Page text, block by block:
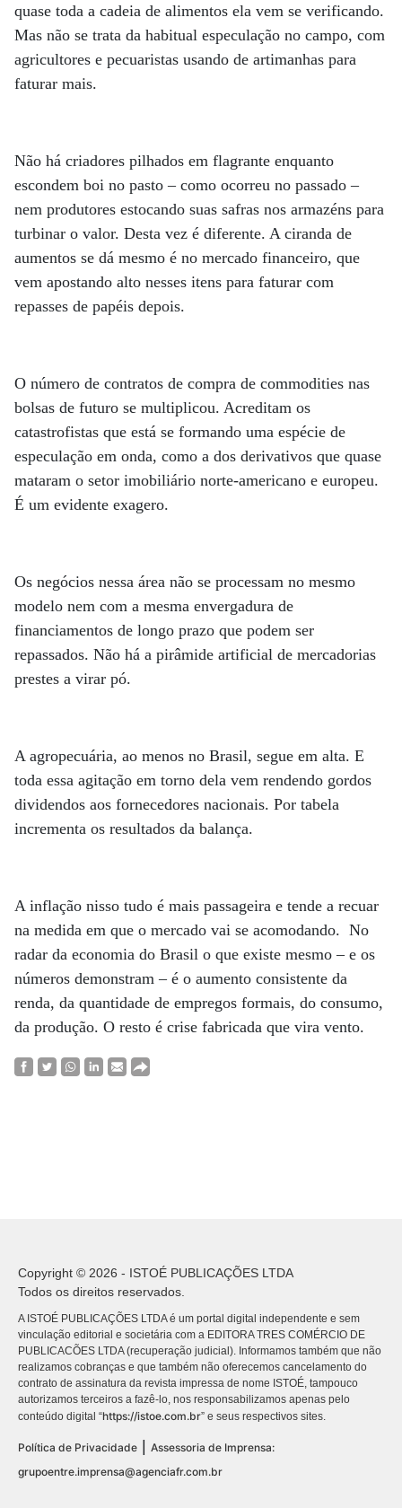
quase toda a cadeia de alimentos ela vem se verificando.
Mas não se trata da habitual especulação no campo, com
agricultores e pecuaristas usando de artimanhas para
faturar mais.
Não há criadores pilhados em flagrante enquanto
escondem boi no pasto – como ocorreu no passado –
nem produtores estocando suas safras nos armazéns para
turbinar o valor. Desta vez é diferente. A ciranda de
aumentos se dá mesmo é no mercado financeiro, que
vem apostando alto nesses itens para faturar com
repasses de papéis depois.
O número de contratos de compra de commodities nas
bolsas de futuro se multiplicou. Acreditam os
catastrofistas que está se formando uma espécie de
especulação em onda, como a dos derivativos que quase
mataram o setor imobiliário norte-americano e europeu.
É um evidente exagero.
Os negócios nessa área não se processam no mesmo
modelo nem com a mesma envergadura de
financiamentos de longo prazo que podem ser
repassados. Não há a pirâmide artificial de mercadorias
prestes a virar pó.
A agropecuária, ao menos no Brasil, segue em alta. E
toda essa agitação em torno dela vem rendendo gordos
dividendos aos fornecedores nacionais. Por tabela
incrementa os resultados da balança.
A inflação nisso tudo é mais passageira e tende a recuar
na medida em que o mercado vai se acomodando. No
radar da economia do Brasil o que existe mesmo – e os
números demonstram – é o aumento consistente da
renda, da quantidade de empregos formais, do consumo,
da produção. O resto é crise fabricada que vira vento.
Copyright © 2026 - ISTOÉ PUBLICAÇÕES LTDA
Todos os direitos reservados.
A ISTOÉ PUBLICAÇÕES LTDA é um portal digital independente e sem
vinculação editorial e societária com a EDITORA TRES COMÉRCIO DE
PUBLICACÕES LTDA (recuperação judicial). Informamos também que não
realizamos cobranças e que também não oferecemos cancelamento do
contrato de assinatura da revista impressa de nome ISTOÉ, tampouco
autorizamos terceiros a fazê-lo, nos responsabilizamos apenas pelo
conteúdo digital “https://istoe.com.br” e seus respectivos sites.
Política de Privacidade | Assessoria de Imprensa:
grupoentre.imprensa@agenciafr.com.br